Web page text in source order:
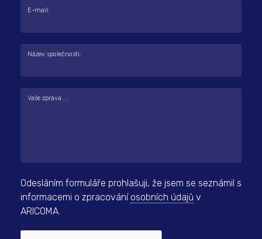
E-mail:
Název společnosti:
Vaše zpráva...:
Odesláním formuláře prohlašuji, že jsem se seznámil s
informacemi o zpracování osobních údajů v
ARICOMA.